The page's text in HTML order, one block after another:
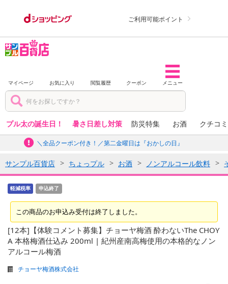
ご利用可能ポイント
マイページ お気に入り 閲覧履歴 クーポン メニュー
プル太の誕生日！ 暑さ日差し対策 防災特集 お酒 クチコ
＼全品クーポン付き！／第二金曜日は『おかしの日』
サンプル百貨店 ちょっプル お酒 ノンアルコール飲料
軽減税率 申込終了
この商品のお申込み受付は終了しました。
[12本]【体験コメント募集】チョーヤ梅酒 酔わないThe CHOY
A 本格梅酒仕込み 200ml | 紀州産南高梅使用の本格的なノン
アルコール梅酒
チョーヤ梅酒株式会社